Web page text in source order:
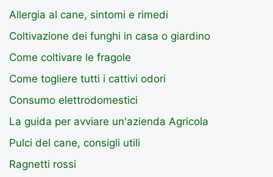
Allergia al cane, sintomi e rimedi
Coltivazione dei funghi in casa o giardino
Come coltivare le fragole
Come togliere tutti i cattivi odori
Consumo elettrodomestici
La guida per avviare un'azienda Agricola
Pulci del cane, consigli utili
Ragnetti rossi